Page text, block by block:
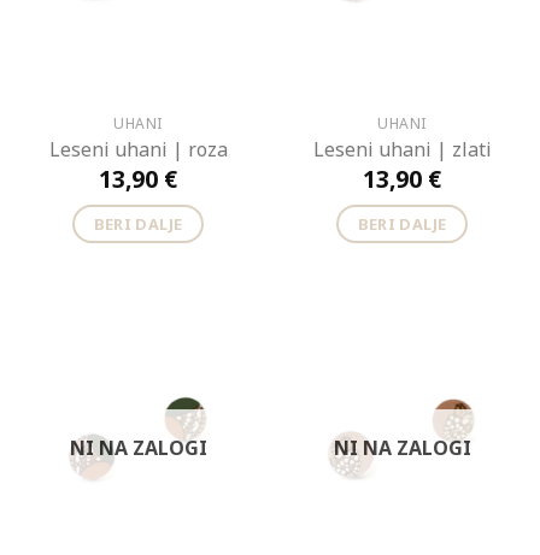
UHANI
Leseni uhani | roza
13,90 €
BERI DALJE
UHANI
Leseni uhani | zlati
13,90 €
BERI DALJE
NI NA ZALOGI NI NA ZALOGI